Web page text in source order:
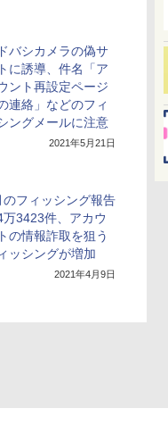
バシカメラの偽サ
に誘導、件名「ア
ント再設定ページ
連絡」などのフィ
ングメールに注意
2021年5月21日
のフィッシング報告
万3423件、アカウ
の情報詐取を狙う
ッシングが増加
2021年4月9日